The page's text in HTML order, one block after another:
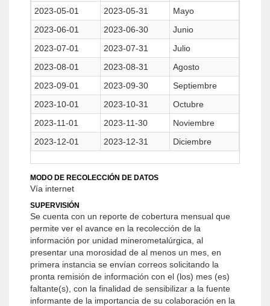
2023-05-01
2023-05-31
Mayo
2023-06-01
2023-06-30
Junio
2023-07-01
2023-07-31
Julio
2023-08-01
2023-08-31
Agosto
2023-09-01
2023-09-30
Septiembre
2023-10-01
2023-10-31
Octubre
2023-11-01
2023-11-30
Noviembre
2023-12-01
2023-12-31 Diciembre
MODO DE RECOLECCIÓN DE DATOS
Vía internet
SUPERVISIÓN
Se cuenta con un reporte de cobertura mensual que
permite ver el avance en la recolección de la
información por unidad minerometalúrgica, al
presentar una morosidad de al menos un mes, en
primera instancia se envían correos solicitando la
pronta remisión de información con el (los) mes (es)
faltante(s), con la finalidad de sensibilizar a la fuente
informante de la importancia de su colaboración en la